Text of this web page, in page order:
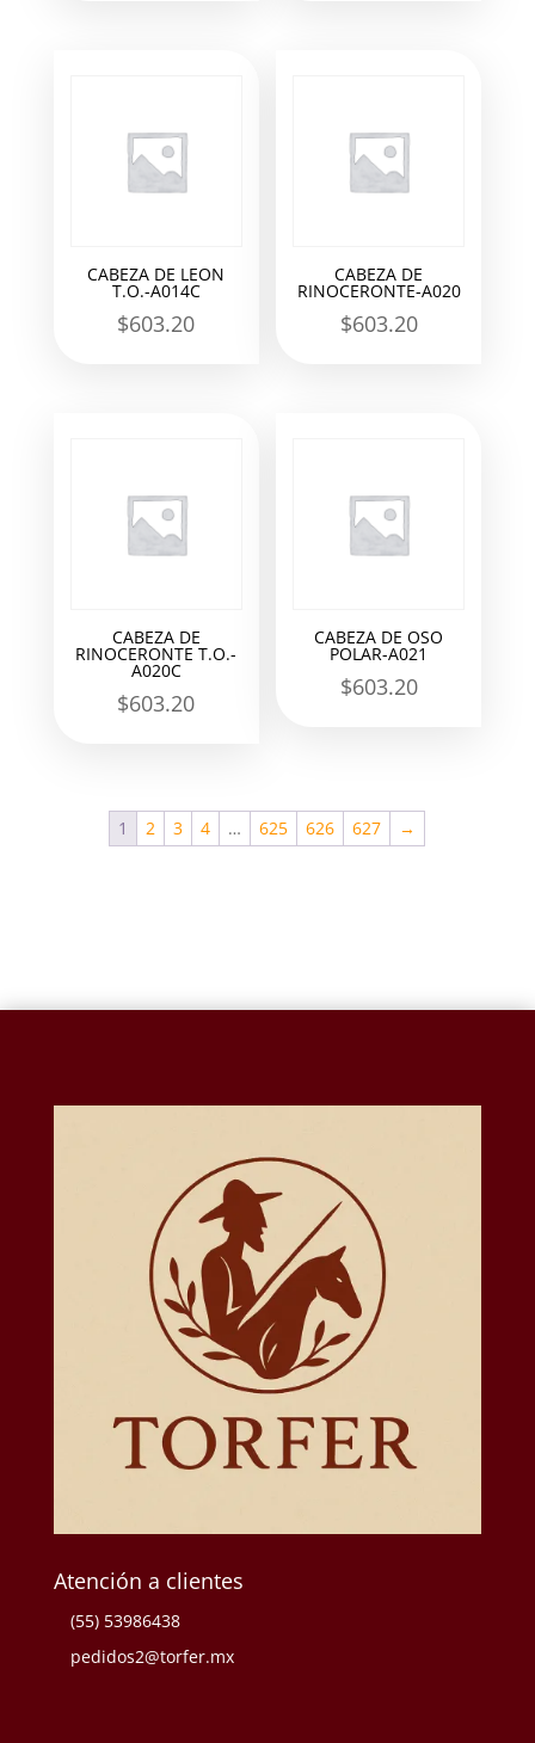
CABEZA DE LEON
T.O.-A014C
$603.20
CABEZA DE
RINOCERONTE-A020
$603.20
CABEZA DE
RINOCERONTE T.O.-
A020C
$603.20
CABEZA DE OSO
POLAR-A021
$603.20
1 2 3 4 … 625 626 627 →
Atención a clientes
(55) 53986438
pedidos2@torfer.mx